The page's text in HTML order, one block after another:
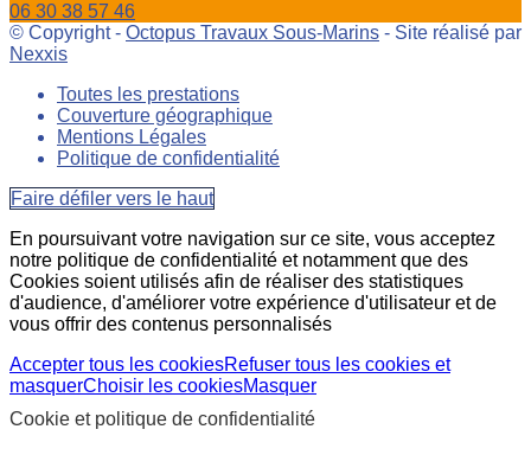
06 30 38 57 46
© Copyright - Octopus Travaux Sous-Marins - Site réalisé par
Nexxis
Toutes les prestations
Couverture géographique
Mentions Légales
Politique de confidentialité
Faire défiler vers le haut
En poursuivant votre navigation sur ce site, vous acceptez
notre politique de confidentialité et notamment que des
Cookies soient utilisés afin de réaliser des statistiques
d'audience, d'améliorer votre expérience d'utilisateur et de
vous offrir des contenus personnalisés
Accepter tous les cookiesRefuser tous les cookies et
masquerChoisir les cookiesMasquer
Cookie et politique de confidentialité